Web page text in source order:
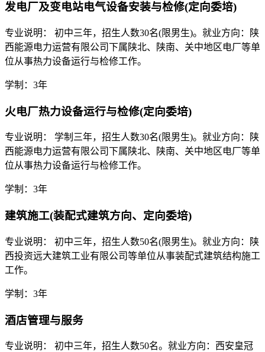
发电厂及变电站电气设备安装与检修(定向委培)
专业说明： 初中三年，招生人数30名(限男生)。就业方向：陕
西能源电力运营有限公司下属陕北、陕南、关中地区电厂等单
位从事热力设备运行与检修工作。
学制：3年
火电厂热力设备运行与检修(定向委培)
专业说明： 学制三年，招生人数30名(限男生)。就业方向：陕
西能源电力运营有限公司下属陕北、陕南、关中地区电厂等单
位从事热力设备运行与检修工作。
学制：3年
建筑施工(装配式建筑方向、定向委培)
专业说明： 初中三年，招生人数50名(限男生)。就业方向：陕
西投资远大建筑工业有限公司等单位从事装配式建筑结构施工
工作。
学制：3年
酒店管理与服务
专业说明： 初中三年，招生人数50名。就业方向：西安皇冠